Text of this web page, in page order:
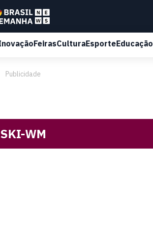
FeirasCulturaEsporteEducação
Publicidade
SKI-WM